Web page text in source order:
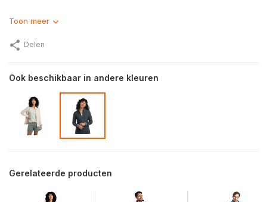
Toon meer
Delen
Ook beschikbaar in andere kleuren
Gerelateerde producten